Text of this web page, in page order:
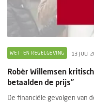
WET- EN REGELGEVING 13 JULI
Robèr Willemsen
betaalden de prijs”
De financiële gevolgen van